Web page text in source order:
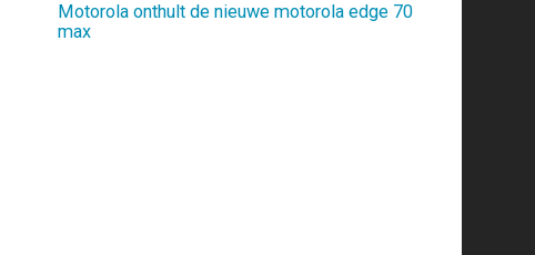
Motorola onthult de nieuwe motorola edge 70
max